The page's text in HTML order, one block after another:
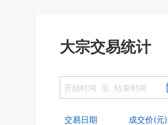
大宗交易统计
交易日期 成交价(元)